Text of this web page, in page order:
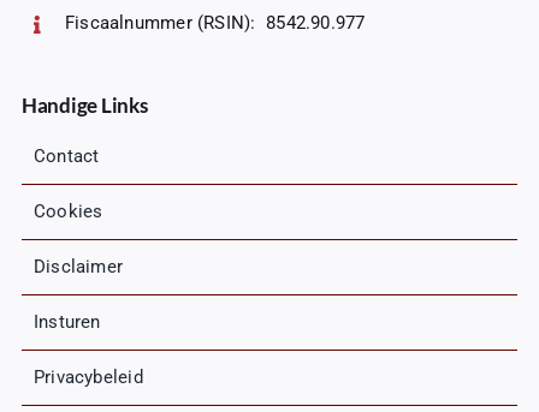
Fiscaalnummer (RSIN): 8542.90.977
Handige Links
Contact
Cookies
Disclaimer
Insturen
Privacybeleid